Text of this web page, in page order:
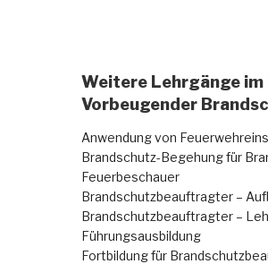
Weitere Lehrgänge
Vorbeugender
Anwendung von
Brandschutz-Begehung für
Feuerbeschauer
Brandschutzbeauftragter –
Brandschutzbeauftragter –
Führungsausbildung
Fortbildung für